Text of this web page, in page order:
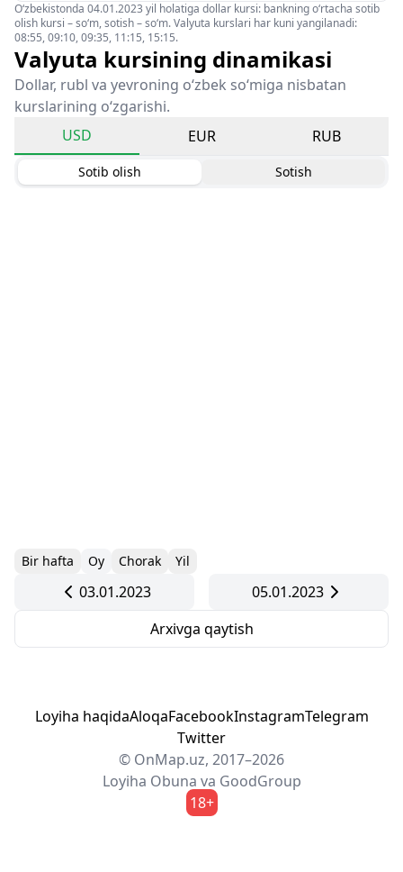
O‘zbekistonda 04.01.2023 yil holatiga dollar kursi: bankning o‘rtacha sotib
olish kursi – so‘m, sotish – so‘m. Valyuta kurslari har kuni yangilanadi:
08:55, 09:10, 09:35, 11:15, 15:15.
Valyuta kursining dinamikasi
Dollar, rubl va yevroning o‘zbek so‘miga nisbatan
kurslarining o‘zgarishi.
USD
EUR RUB
Sotib olish Sotish
Bir hafta Oy Chorak Yil
03.01.2023
05.01.2023
Arxivga qaytish
Loyiha haqidaAloqaFacebookInstagramTelegram
Twitter
© OnMap.uz, 2017–2026
Loyiha Obuna va GoodGroup
18+